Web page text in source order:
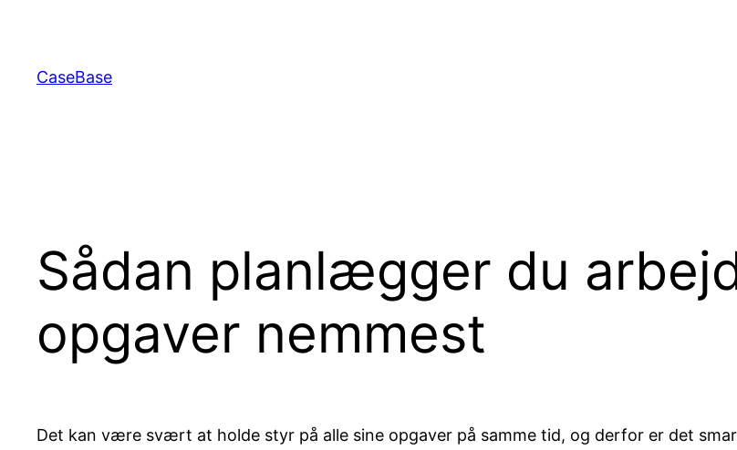
indhold
CaseBase
Sådan planlægger du
opgaver nemmest
Det kan være svært at holde styr på alle sine opgaver på samme tid, og derfor er det